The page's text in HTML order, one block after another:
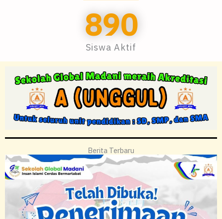
Siswa Aktif
890
Berita Terbaru